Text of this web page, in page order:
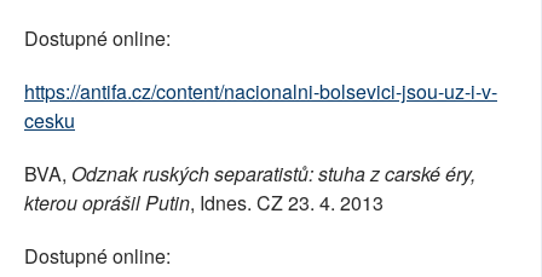
Dostupné online:
https://antifa.cz/content/nacionalni-bolsevici-jsou-uz-i-v-
cesku
BVA, Odznak ruských separatistů: stuha z carské éry,
kterou oprášil Putin, Idnes. CZ 23. 4. 2013
Dostupné online: